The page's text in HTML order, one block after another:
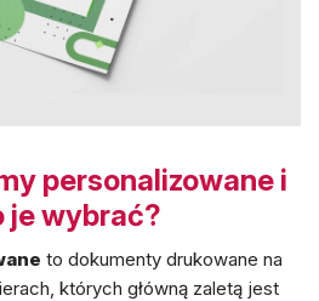
personalizowane i
je wybrać?
to dokumenty drukowane na
których główną zaletą jest